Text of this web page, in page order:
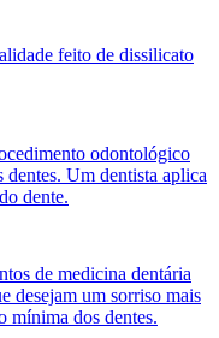
feito de dissilicato
odontológico
dentes. Um dentista aplica
dente.
de medicina dentária
desejam um sorriso mais
mínima dos dentes.